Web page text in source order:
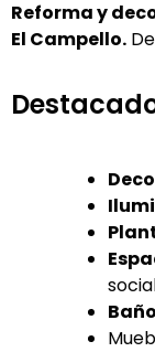
Reforma y
El Campello.